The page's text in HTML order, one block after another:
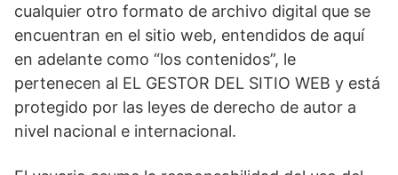
cualquier otro formato de archivo digital que se
encuentran en el sitio web, entendidos de aquí
en adelante como “los contenidos”, le
pertenecen al EL GESTOR DEL SITIO WEB y está
protegido por las leyes de derecho de autor a
nivel nacional e internacional.